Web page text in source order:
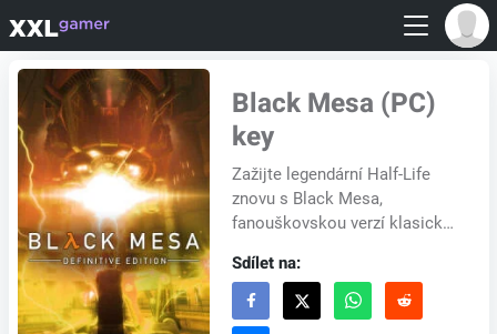
Black Mesa (PC)
key
Zažijte legendární Half-Life
znovu s Black Mesa,
fanouškovskou verzí klasické
Mesa: Definitive Edition, nyní v
aktualizac...
Sdílet na: